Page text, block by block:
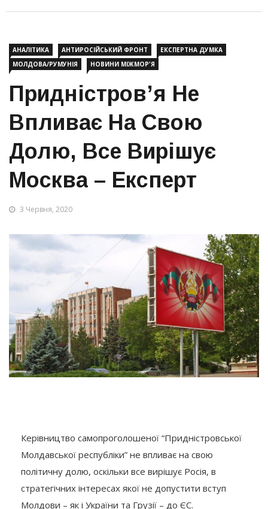
АНАЛІТИКА АНТИРОСІЙСЬКИЙ ФРОНТ
ЕКСПЕРТНА ДУМКА
МОЛДОВА/РУМУНІЯ
НОВИНИ МІЖМОР'Я
Придністров’я Не
Впливає На Свою
Долю, Все Вирішує
Москва – Експерт
3 Червня, 2020
Керівництво самопроголошеної “Придністровської
Молдавської республіки” не впливає на свою
політичну долю, оскільки все вирішує Росія, в
стратегічних інтересах якої не допустити вступ
Молдови – як і України та Грузії – до ЄС.